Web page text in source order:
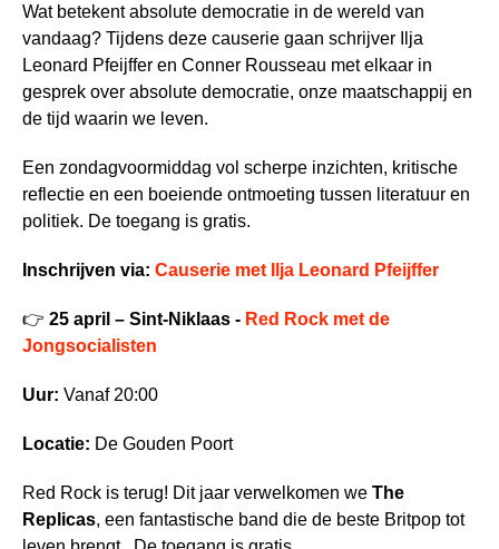
Wat betekent absolute democratie in de wereld van
vandaag? Tijdens deze causerie gaan schrijver Ilja
Leonard Pfeijffer en Conner Rousseau met elkaar in
gesprek over absolute democratie, onze maatschappij en
de tijd waarin we leven.
Een zondagvoormiddag vol scherpe inzichten, kritische
reflectie en een boeiende ontmoeting tussen literatuur en
politiek. De toegang is gratis.
Inschrijven via: Causerie met Ilja Leonard Pfeijffer
👉 25 april – Sint-Niklaas - Red Rock met de
Jongsocialisten
Uur: Vanaf 20:00
Locatie: De Gouden Poort
Red Rock is terug! Dit jaar verwelkomen we The
Replicas, een fantastische band die de beste Britpop tot